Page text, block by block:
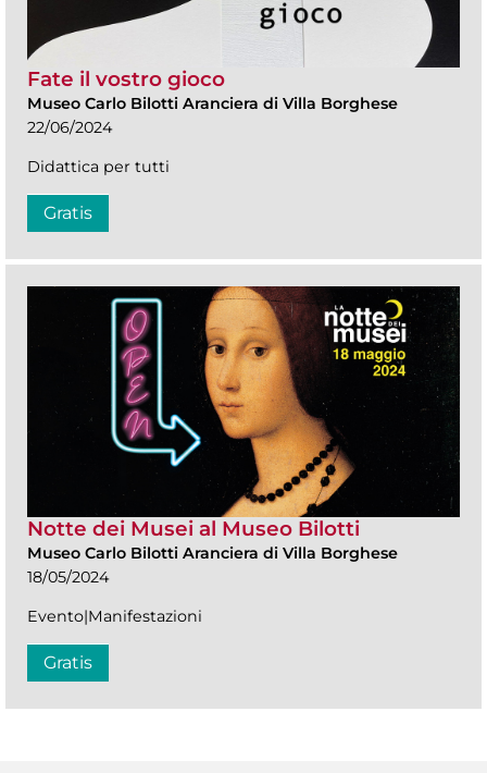
Fate il vostro gioco
Museo Carlo Bilotti Aranciera di Villa Borghese
22/06/2024
Didattica per tutti
Gratis
Notte dei Musei al Museo Bilotti
Museo Carlo Bilotti Aranciera di Villa Borghese
18/05/2024
Evento|Manifestazioni
Gratis